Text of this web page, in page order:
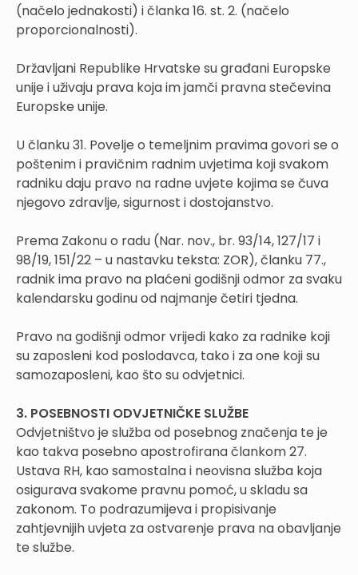
(načelo jednakosti) i članka 16. st. 2. (načelo
proporcionalnosti).
Državljani Republike Hrvatske su građani Europske
unije i uživaju prava koja im jamči pravna stečevina
Europske unije.
U članku 31. Povelje o temeljnim pravima govori se o
poštenim i pravičnim radnim uvjetima koji svakom
radniku daju pravo na radne uvjete kojima se čuva
njegovo zdravlje, sigurnost i dostojanstvo.
Prema Zakonu o radu (Nar. nov., br. 93/14, 127/17 i
98/19, 151/22 – u nastavku teksta: ZOR), članku 77.,
radnik ima pravo na plaćeni godišnji odmor za svaku
kalendarsku godinu od najmanje četiri tjedna.
Pravo na godišnji odmor vrijedi kako za radnike koji
su zaposleni kod poslodavca, tako i za one koji su
samozaposleni, kao što su odvjetnici.
3. POSEBNOSTI ODVJETNIČKE SLUŽBE
Odvjetništvo je služba od posebnog značenja te je
kao takva posebno apostrofirana člankom 27.
Ustava RH, kao samostalna i neovisna služba koja
osigurava svakome pravnu pomoć, u skladu sa
zakonom. To podrazumijeva i propisivanje
zahtjevnijih uvjeta za ostvarenje prava na obavljanje
te službe.